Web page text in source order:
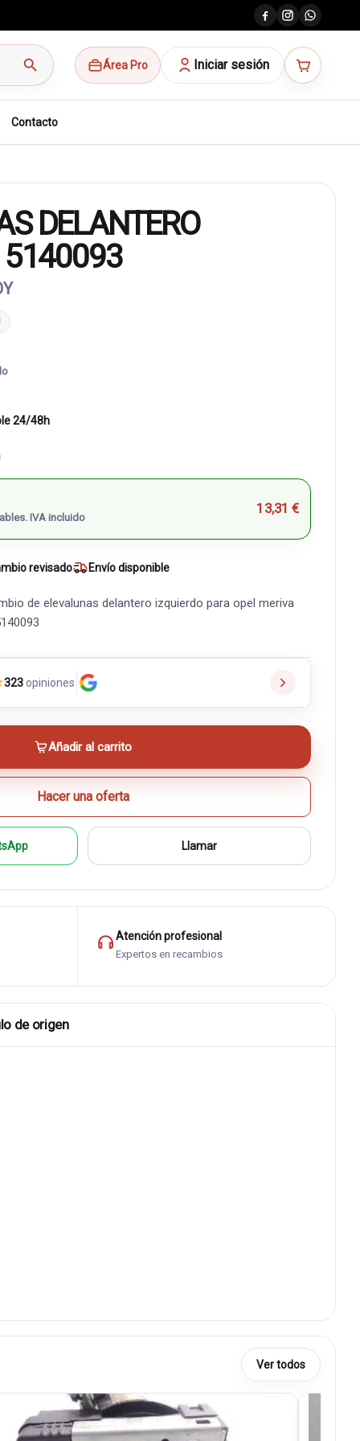
search Área Pro Iniciar sesión
Contacto
DELANTERO
5140093
24/48h
IVA incluido
13,31 €
revisado Envío disponible
de elevalunas delantero izquierdo para opel meriva
323opiniones
Añadir al carrito
Hacer una oferta
Llamar
Atención profesional
Expertos en recambios
de origen
Ver todos